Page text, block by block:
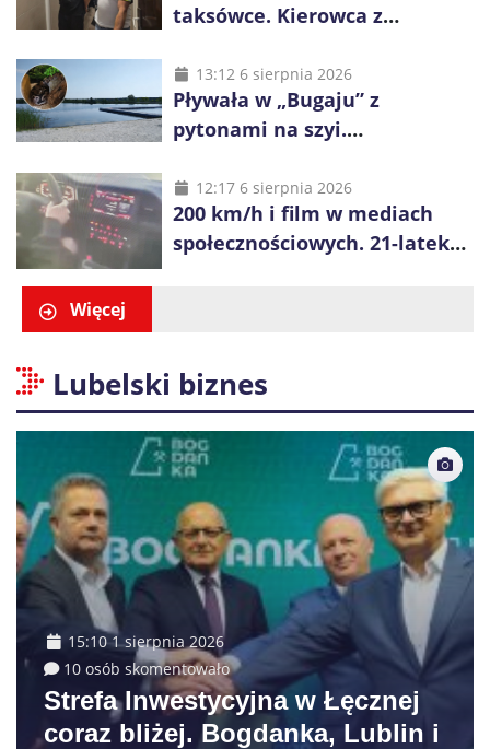
taksówce. Kierowca z
na obrzeża Wrocławia
13:12 6 sierpnia 2026
Pływała w „Bugaju” z
pytonami na szyi.
12:17 6 sierpnia 2026
200 km/h i film w mediach
społecznościowych. 21-latek
Więcej
Lubelski biznes
15:10 1 sierpnia 2026
10 osób skomentowało
Strefa Inwestycyjna w Łęcznej
coraz bliżej. Bogdanka, Lublin i